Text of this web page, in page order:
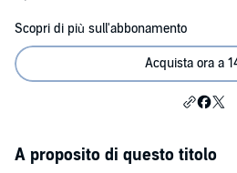
Scopri di più sull'abbonamento
Acquista ora a
A proposito di questo titolo